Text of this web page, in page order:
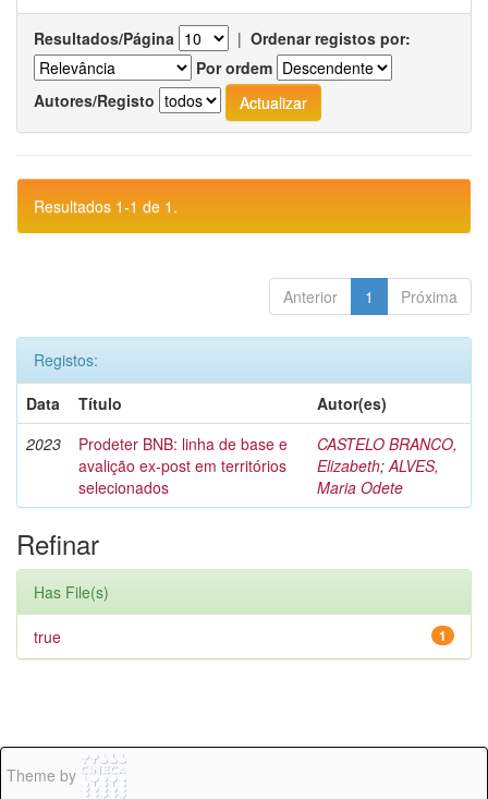
Resultados/Página | Ordenar registos por:
Por ordem
Autores/Registo
Resultados 1-1 de 1.
Anterior 1 Próxima
Registos:
Data
Título
Autor(es)
2023
Prodeter BNB: linha de base e
avalição ex-post em territórios
selecionados
CASTELO BRANCO,
Elizabeth;ALVES,
Maria Odete
Refinar
Has File(s)
1
true
Theme by